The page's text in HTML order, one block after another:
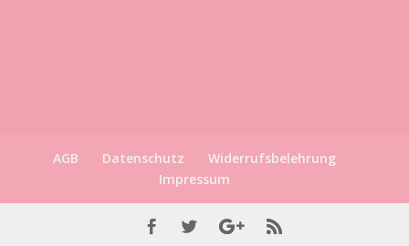
AGB Datenschutz
Widerrufsbelehrung
Impressum